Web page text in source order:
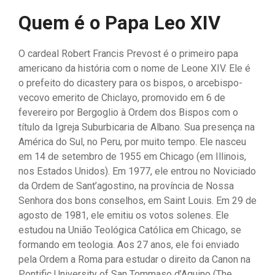
Quem é o Papa Leo XIV
O cardeal Robert Francis Prevost é o primeiro papa
americano da história com o nome de Leone XIV. Ele é
o prefeito do dicastery para os bispos, o arcebispo-
vecovo emerito de Chiclayo, promovido em 6 de
fevereiro por Bergoglio à Ordem dos Bispos com o
título da Igreja Suburbicaria de Albano. Sua presença na
América do Sul, no Peru, por muito tempo. Ele nasceu
em 14 de setembro de 1955 em Chicago (em Illinois,
nos Estados Unidos). Em 1977, ele entrou no Noviciado
da Ordem de Sant’agostino, na província de Nossa
Senhora dos bons conselhos, em Saint Louis. Em 29 de
agosto de 1981, ele emitiu os votos solenes. Ele
estudou na União Teológica Católica em Chicago, se
formando em teologia. Aos 27 anos, ele foi enviado
pela Ordem a Roma para estudar o direito da Canon na